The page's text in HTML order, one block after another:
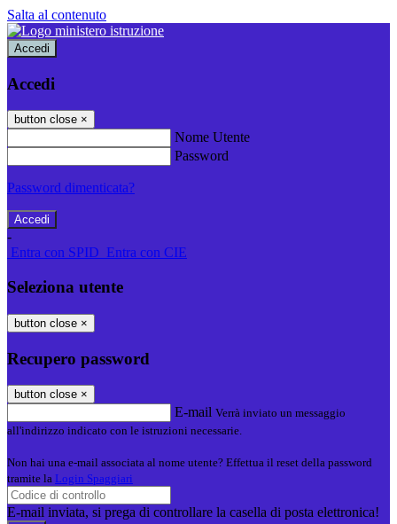
Salta al contenuto
Accedi
Accedi
button close ×
Nome Utente
Password
Password dimenticata?
-
Entra con SPID Entra con CIE
Seleziona utente
button close ×
Recupero password
button close ×
E-mail Verrà inviato un messaggio
all'indirizzo indicato con le istruzioni necessarie.
Non hai una e-mail associata al nome utente? Effettua il reset della password
tramite la Login Spaggiari
E-mail inviata, si prega di controllare la casella di posta elettronica!